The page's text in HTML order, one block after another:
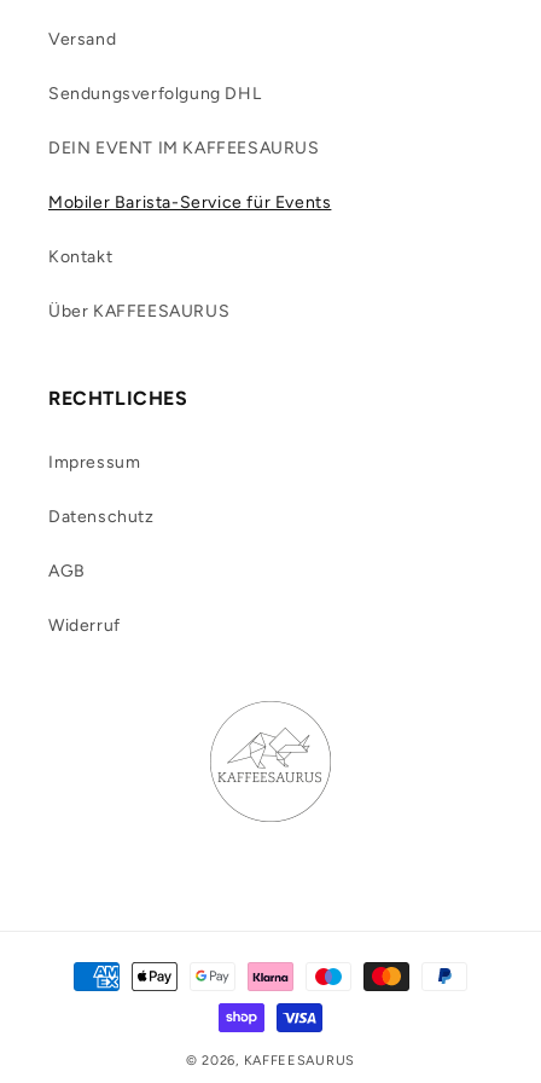
Versand
Sendungsverfolgung DHL
DEIN EVENT IM KAFFEESAURUS
Mobiler Barista-Service für Events
Kontakt
Über KAFFEESAURUS
RECHTLICHES
Impressum
Datenschutz
AGB
Widerruf
Zahlungsmethoden
© 2026, KAFFEESAURUS